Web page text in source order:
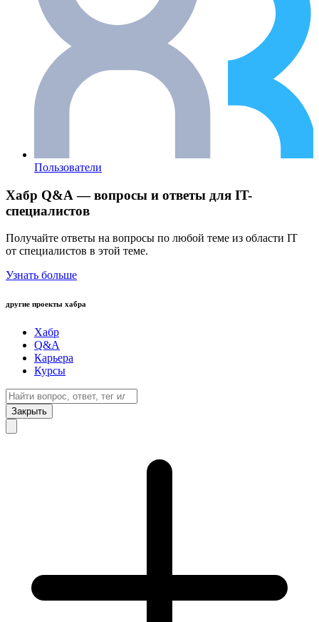
Пользователи
Хабр Q&A — вопросы и ответы для IT-
специалистов
Получайте ответы на вопросы по любой теме из области IT
от специалистов в этой теме.
Узнать больше
другие проекты хабра
Хабр
Q&A
Карьера
Курсы
Закрыть